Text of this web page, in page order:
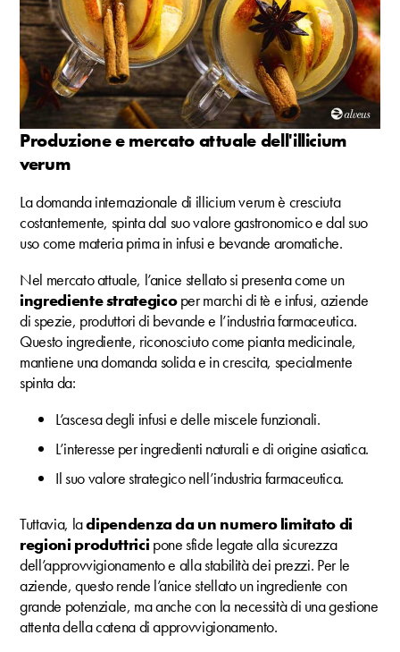
Produzione e mercato attuale dell'illicium
verum
La domanda internazionale di illicium verum è cresciuta
costantemente, spinta dal suo valore gastronomico e dal suo
uso come materia prima in infusi e bevande aromatiche.
Nel mercato attuale, l’anice stellato si presenta come un
ingrediente strategicoper marchi di tè e infusi, aziende
di spezie, produttori di bevande e l’industria farmaceutica.
Questo ingrediente, riconosciuto come pianta medicinale,
mantiene una domanda solida e in crescita, specialmente
spinta da:
L’ascesa degli infusi e delle miscele funzionali.
L’interesse per ingredienti naturali e di origine asiatica.
Il suo valore strategico nell’industria farmaceutica.
Tuttavia, ladipendenza da un numero limitato di
regioni produttrici pone sfide legate alla sicurezza
dell’approvvigionamento e alla stabilità dei prezzi. Per le
aziende, questo rende l’anice stellato un ingrediente con
grande potenziale, ma anche con la necessità di una gestione
attenta della catena di approvvigionamento.